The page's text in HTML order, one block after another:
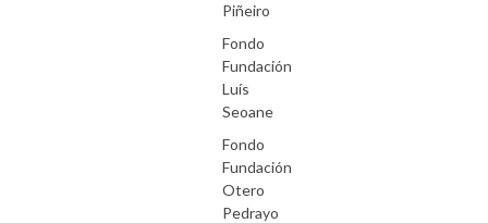
Piñeiro
Fondo
Fundación
Luís
Seoane
Fondo
Fundación
Otero
Pedrayo